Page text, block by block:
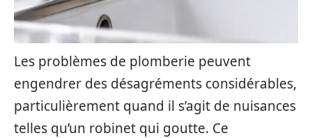
Les problèmes de plomberie peuvent
engendrer des désagréments considérables,
particulièrement quand il s’agit de nuisances
telles qu’un robinet qui goutte. Ce